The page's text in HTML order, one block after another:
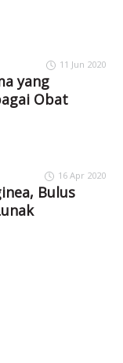
11 Jun 2020
yang
Obat
16 Apr 2020
Bulus